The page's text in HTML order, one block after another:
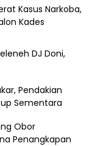
Kasus Narkoba,
Kades
DJ Doni,
Pendakian
Sementara
Obor
Penangkapan